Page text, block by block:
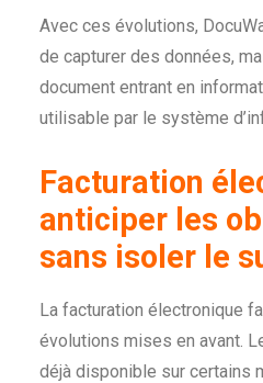
Avec ces évolutions,
de capturer des données,
document entrant en
utilisable par le système
Facturation
anticiper les
sans isoler le
La facturation électronique
évolutions mises en avant.
déjà disponible sur certains